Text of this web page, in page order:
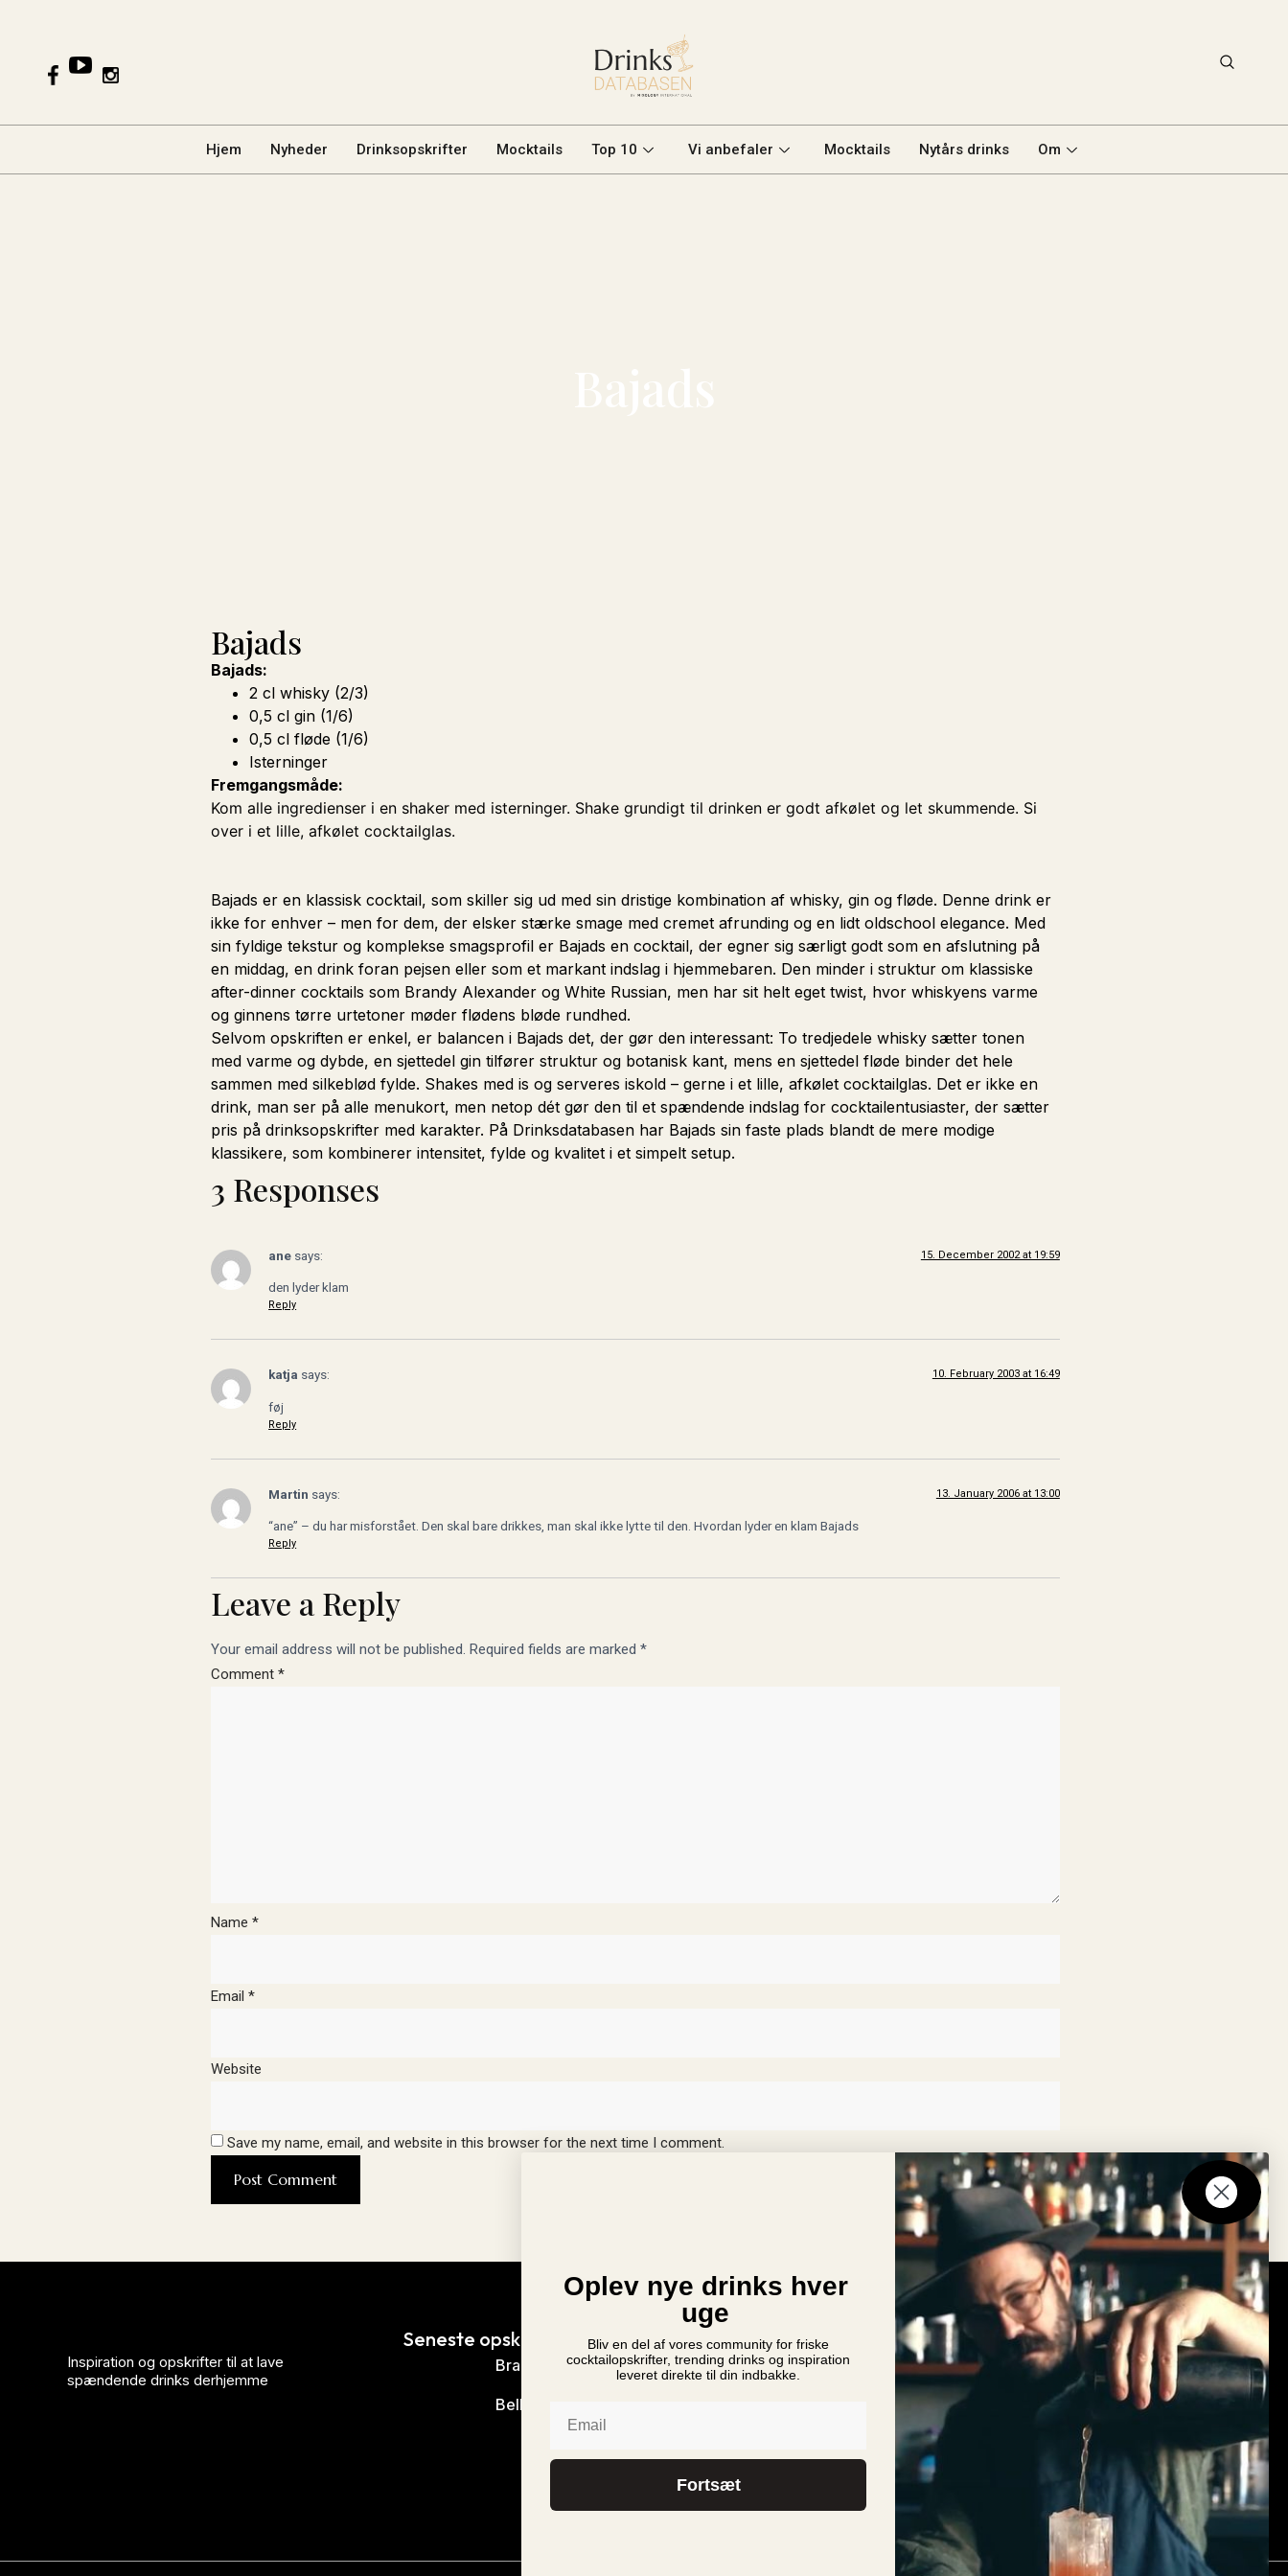
Hjem Nyheder Drinksopskrifter Mocktails Top 10 Vi anbefaler Mocktails Nytårs drinks Om
Bajads
Bajads:
2 cl whisky (2/3)
0,5 cl gin (1/6)
0,5 cl fløde (1/6)
Isterninger
Fremgangsmåde:
Kom alle ingredienser i en shaker med isterninger. Shake grundigt til drinken er godt afkølet og let skummende. Si
over i et lille, afkølet cocktailglas.
Bajads er en klassisk cocktail, som skiller sig ud med sin dristige kombination af whisky, gin og fløde. Denne drink er
ikke for enhver – men for dem, der elsker stærke smage med cremet afrunding og en lidt oldschool elegance. Med
sin fyldige tekstur og komplekse smagsprofil er Bajads en cocktail, der egner sig særligt godt som en afslutning på
en middag, en drink foran pejsen eller som et markant indslag i hjemmebaren. Den minder i struktur om klassiske
after-dinner cocktails som Brandy Alexander og White Russian, men har sit helt eget twist, hvor whiskyens varme
og ginnens tørre urtetoner møder flødens bløde rundhed.
Selvom opskriften er enkel, er balancen i Bajads det, der gør den interessant: To tredjedele whisky sætter tonen
med varme og dybde, en sjettedel gin tilfører struktur og botanisk kant, mens en sjettedel fløde binder det hele
sammen med silkeblød fylde. Shakes med is og serveres iskold – gerne i et lille, afkølet cocktailglas. Det er ikke en
drink, man ser på alle menukort, men netop dét gør den til et spændende indslag for cocktailentusiaster, der sætter
pris på drinksopskrifter med karakter. På Drinksdatabasen har Bajads sin faste plads blandt de mere modige
klassikere, som kombinerer intensitet, fylde og kvalitet i et simpelt setup.
3 Responses
ane says: 15. December 2002 at 19:59
den lyder klam
Reply
katja says: 10. February 2003 at 16:49
føj
Reply
Martin says: 13. January 2006 at 13:00
“ane” – du har misforstået. Den skal bare drikkes, man skal ikke lytte til den. Hvordan lyder en klam Bajads
Reply
Leave a Reply
Your email address will not be published. Required fields are marked*
Comment*
Name*
Email*
Website
Save my name, email, and website in this browser for the next time I comment.
Inspiration og opskrifter til at lave
spændende drinks derhjemme
Seneste opskrifter
Brandy Alexander
Bellini
Nyheder
Ny Monin Rabarber Sirup lanceres
i Danmark
Monin Cup 2024 Danmark
Nyhedsbrev
Tilmeld dig vores nyhedsbrev
Oplev nye drinks hver
uge
Bliv en del af vores community for friske
cocktailopskrifter, trending drinks og inspiration
leveret direkte til din indbakke.
Fortsæt